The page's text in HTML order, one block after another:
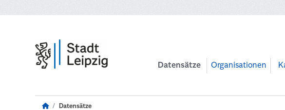
Datensätze Organisationen
Datensätze